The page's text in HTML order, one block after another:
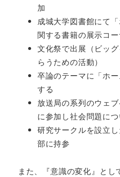
加
成城大学図書館にて
関する書籍の展示コ
文化祭で出展（ビッ
らうための活動）
卒論のテーマに「ホ
する
放送局の系列のウェ
に参加し社会問題に
研究サークルを設立
部に持参
また、『意識の変化』とし